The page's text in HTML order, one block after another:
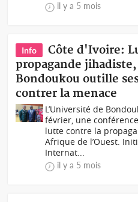
il y a 5 mois
Info
Côte d'Ivoire:
propagande
Bondoukou outille
contrer la menace
L’Université de
février, une
lutte contre la
Afrique de l’Ouest.
Internat...
il y a 5 mois